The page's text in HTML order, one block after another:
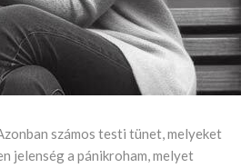
számos testi tünet, melyeket
jelenség a pánikroham, melyet